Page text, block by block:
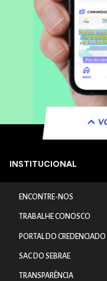
INSTITUCIONAL
ENCONTRE-NOS
TRABALHE CONOSCO
PORTAL DO CREDENCIADO
SAC DO SEBRAE
TRANSPARÊNCIA